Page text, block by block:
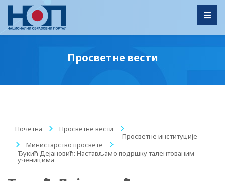
Просветне вести
Почетна / Просветне вести
/
Просветне институције
/
Министарство просвете
/
Ђукић Дејановић: Настављамо подршку талентованим
ученицима